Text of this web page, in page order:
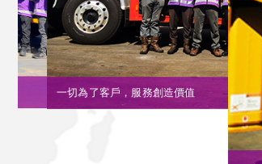
先做人，後做事